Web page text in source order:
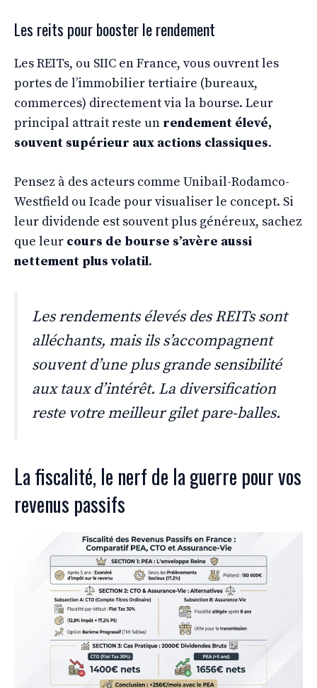
Les reits pour booster le rendement
Les REITs, ou SIIC en France, vous ouvrent les
portes de l’immobilier tertiaire (bureaux,
commerces) directement via la bourse. Leur
principal attrait reste un rendement élevé,
souvent supérieur aux actions classiques.
Pensez à des acteurs comme Unibail-Rodamco-
Westfield ou Icade pour visualiser le concept. Si
leur dividende est souvent plus généreux, sachez
que leur cours de bourse s’avère aussi
nettement plus volatil.
Les rendements élevés des REITs sont
alléchants, mais ils s’accompagnent
souvent d’une plus grande sensibilité
aux taux d’intérêt. La diversification
reste votre meilleur gilet pare-balles.
La fiscalité, le nerf de la guerre pour vos
revenus passifs